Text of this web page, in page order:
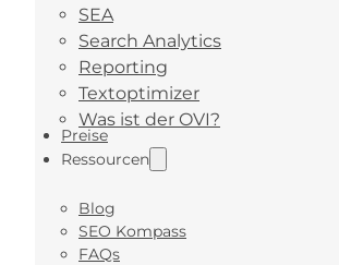
SEA
Search Analytics
Reporting
Textoptimizer
Was ist der OVI?
Preise
Ressourcen
Blog
SEO Kompass
FAQs